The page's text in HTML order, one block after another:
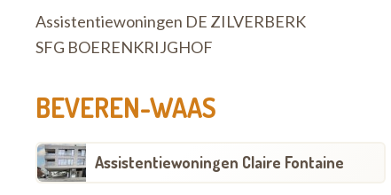
Assistentiewoningen DE ZILVERBERK
SFG BOERENKRIJGHOF
BEVEREN-WAAS
Assistentiewoningen Claire Fontaine